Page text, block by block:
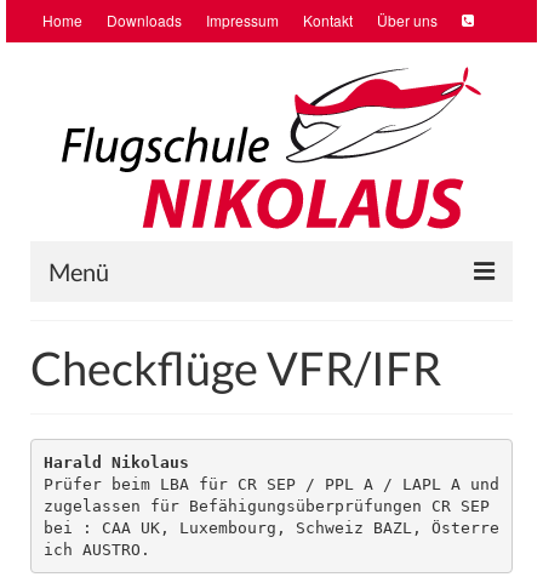
Home Downloads Impressum Kontakt Über uns
Menü
Ausbildung
Vercharterung
Checkflüge VFR/IFR
Schnupperflug
Checkflüge VFR/IFR
Harald Nikolaus
Prüfer beim LBA für CR SEP / PPL A / LAPL A und
zugelassen für Befähigungsüberprüfungen CR SEP
bei : CAA UK, Luxembourg, Schweiz BAZL, Österre
ich AUSTRO.